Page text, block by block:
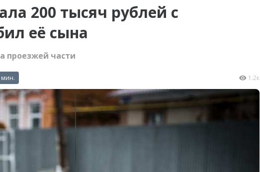
200 тысяч рублей с
её сына
проезжей части
мин. 1.2к